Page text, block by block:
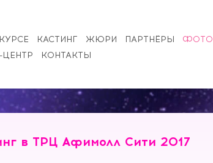
КАСТИНГ ЖЮРИ ПАРТНЁРЫ ФОТО
ЦЕНТР
КОНТАКТЫ
в ТРЦ Афимолл Сити 2017